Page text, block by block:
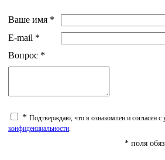
Ваше имя *
E-mail *
Вопрос *
* Подтверждаю, что я ознакомлен и согласен с
конфиденциальности
* поля